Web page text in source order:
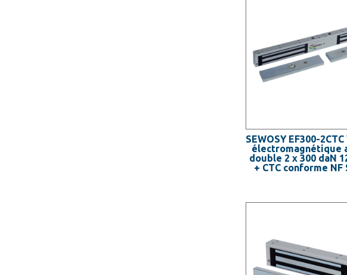
SEWOSY EF300-
électromagnétique
double 2 x 300 daN
+ CTC conforme NF